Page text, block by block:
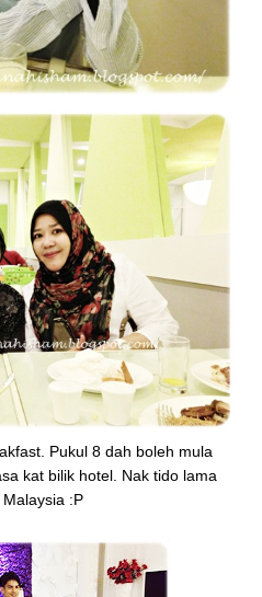
Pukul 8 dah boleh mula
kat bilik hotel. Nak tido lama
:P